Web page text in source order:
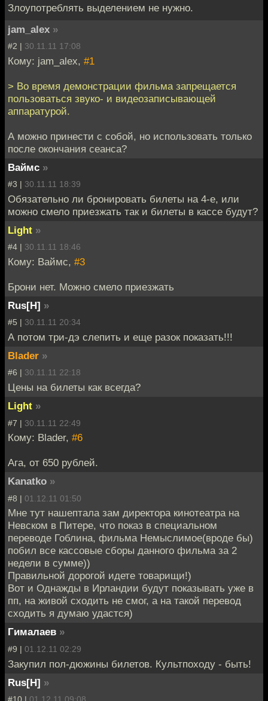
Злоупотреблять выделением не нужно.
jam_alex »
#2 | 30.11.11 17:08
Кому: jam_alex, #1
> Во время демонстрации фильма запрещается
пользоваться звуко- и видеозаписывающей
аппаратурой.
А можно принести с собой, но использовать только
после окончания сеанса?
Ваймс »
#3 | 30.11.11 18:39
Обязательно ли бронировать билеты на 4-е, или
можно смело приезжать так и билеты в кассе будут?
Light »
#4 | 30.11.11 18:46
Кому: Ваймс, #3
Брони нет. Можно смело приезжать
Rus[H] »
#5 | 30.11.11 20:34
А потом три-дэ слепить и еще разок показать!!!
Blader »
#6 | 30.11.11 22:18
Цены на билеты как всегда?
Light »
#7 | 30.11.11 22:49
Кому: Blader, #6
Ага, от 650 рублей.
Kanatko »
#8 | 01.12.11 01:50
Мне тут нашептала зам директора кинотеатра на
Невском в Питере, что показ в специальном
переводе Гоблина, фильма Немыслимое(вроде бы)
побил все кассовые сборы данного фильма за 2
недели в сумме))
Правильной дорогой идете товарищи!)
Вот и Однажды в Ирландии будут показывать уже в
пп, на живой сходить не смог, а на такой перевод
сходить я думаю удастся)
Гималаев »
#9 | 01.12.11 02:29
Закупил пол-дюжины билетов. Культпоходу - быть!
Rus[H] »
#10 | 01.12.11 09:08